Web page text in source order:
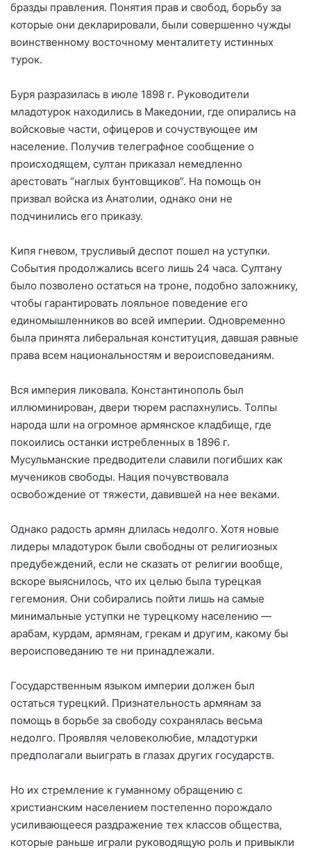
бразды правления. Понятия прав и свобод, борьбу за
которые они декларировали, были совершенно чужды
воинственному восточному менталитету истинных
турок.
Буря разразилась в июле 1898 г. Руководители
младотурок находились в Македонии, где опирались на
войсковые части, офицеров и сочуствующее им
население. Получив телеграфное сообщение о
происходящем, султан приказал немедленно
арестовать “наглых бунтовщиков”. На помощь он
призвал войска из Анатолии, однако они не
подчинились его приказу.
Кипя гневом, трусливый деспот пошел на уступки.
События продолжались всего лишь 24 часа. Султану
было позволено остаться на троне, подобно заложнику,
чтобы гарантировать лояльное поведение его
единомышленников во всей империи. Одновременно
была принята либеральная конституция, давшая равные
права всем национальностям и вероисповеданиям.
Вся империя ликовала. Константинополь был
иллюминирован, двери тюрем распахнулись. Толпы
народа шли на огромное армянское кладбище, где
покоились останки истребленных в 1896 г.
Мусульманские предводители славили погибших как
мучеников свободы. Нация почувствовала
освобождение от тяжести, давившей на нее веками.
Однако радость армян длилась недолго. Хотя новые
лидеры младотурок были свободны от религиозных
предубеждений, если не сказать от религии вообще,
вскоре выяснилось, что их целью была турецкая
гегемония. Они собирались пойти лишь на самые
минимальные уступки не турецкому населению —
арабам, курдам, армянам, грекам и другим, какому бы
вероисповеданию те ни принадлежали.
Государственным языком империи должен был
остаться турецкий. Признательность армянам за
помощь в борьбе за свободу сохранялась весьма
недолго. Проявляя человеколюбие, младотурки
предполагали выиграть в глазах других государств.
Но их стремление к гуманному обращению с
христианским населением постепенно порождало
усиливающееся раздражение тех классов общества,
которые раньше играли руководящую роль и привыкли